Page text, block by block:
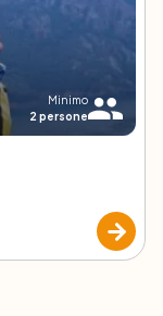
Minimo
2 persone